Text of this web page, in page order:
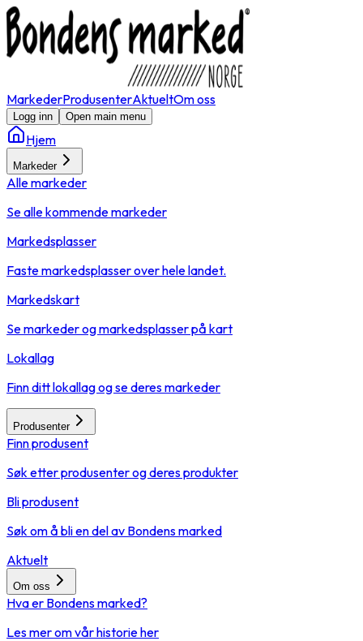
MarkederProdusenterAktueltOm oss
Logg inn Open main menu
Hjem
Markeder
Alle markeder
Se alle kommende markeder
Markedsplasser
Faste markedsplasser over hele landet.
Markedskart
Se markeder og markedsplasser på kart
Lokallag
Finn ditt lokallag og se deres markeder
Produsenter
Finn produsent
Søk etter produsenter og deres produkter
Bli produsent
Søk om å bli en del av Bondens marked
Aktuelt
Om oss
Hva er Bondens marked?
Les mer om vår historie her